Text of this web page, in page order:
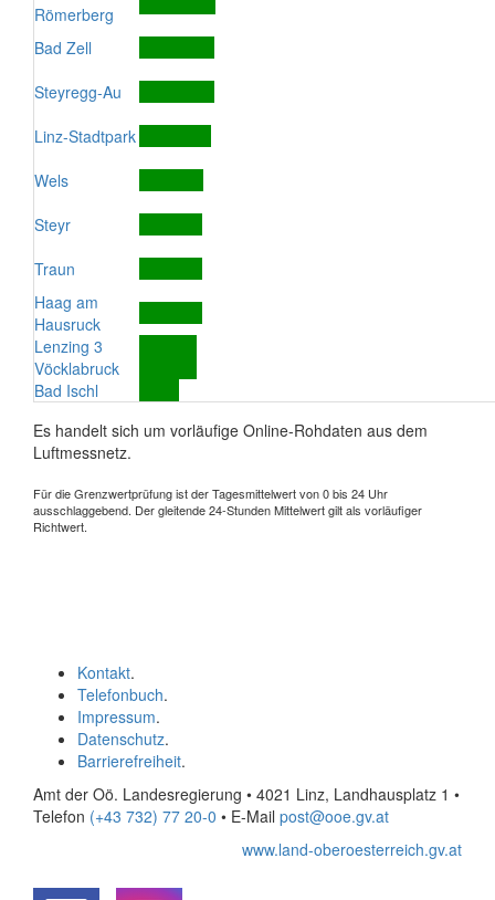
Römerberg
Bad Zell
Steyregg-Au
Linz-Stadtpark
Wels
Steyr
Traun
Haag am
Hausruck
Lenzing 3
Vöcklabruck
Bad Ischl
Es handelt sich um vorläufige Online-Rohdaten aus dem
Luftmessnetz.
Für die Grenzwertprüfung ist der Tagesmittelwert von 0 bis 24 Uhr
ausschlaggebend. Der gleitende 24-Stunden Mittelwert gilt als vorläufiger
Richtwert.
Kontakt.
Telefonbuch.
Impressum.
Datenschutz.
Barrierefreiheit.
Amt der Oö. Landesregierung • 4021 Linz, Landhausplatz 1 •
Telefon (+43 732) 77 20-0 • E-Mail post@ooe.gv.at
www.land-oberoesterreich.gv.at